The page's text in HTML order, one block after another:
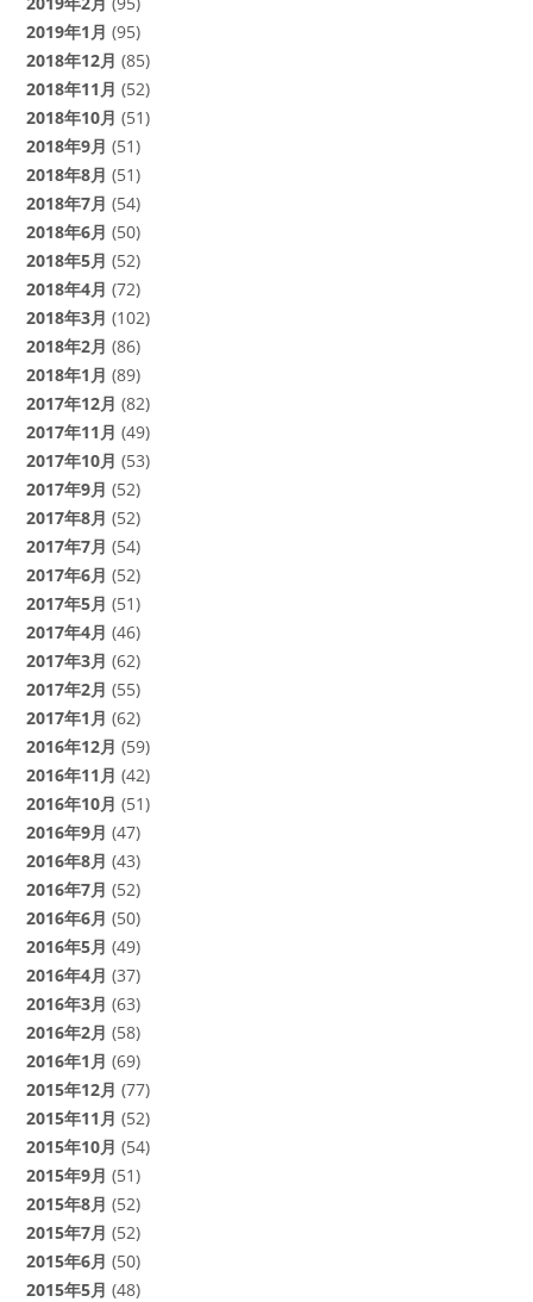
2019年1月 (95)
2018年12月 (85)
2018年11月 (52)
2018年10月 (51)
2018年9月 (51)
2018年8月 (51)
2018年7月 (54)
2018年6月 (50)
2018年5月 (52)
2018年4月 (72)
2018年3月 (102)
2018年2月 (86)
2018年1月 (89)
2017年12月 (82)
2017年11月 (49)
2017年10月 (53)
2017年9月 (52)
2017年8月 (52)
2017年7月 (54)
2017年6月 (52)
2017年5月 (51)
2017年4月 (46)
2017年3月 (62)
2017年2月 (55)
2017年1月 (62)
2016年12月 (59)
2016年11月 (42)
2016年10月 (51)
2016年9月 (47)
2016年8月 (43)
2016年7月 (52)
2016年6月 (50)
2016年5月 (49)
2016年4月 (37)
2016年3月 (63)
2016年2月 (58)
2016年1月 (69)
2015年12月 (77)
2015年11月 (52)
2015年10月 (54)
2015年9月 (51)
2015年8月 (52)
2015年7月 (52)
2015年6月 (50)
2015年5月 (48)